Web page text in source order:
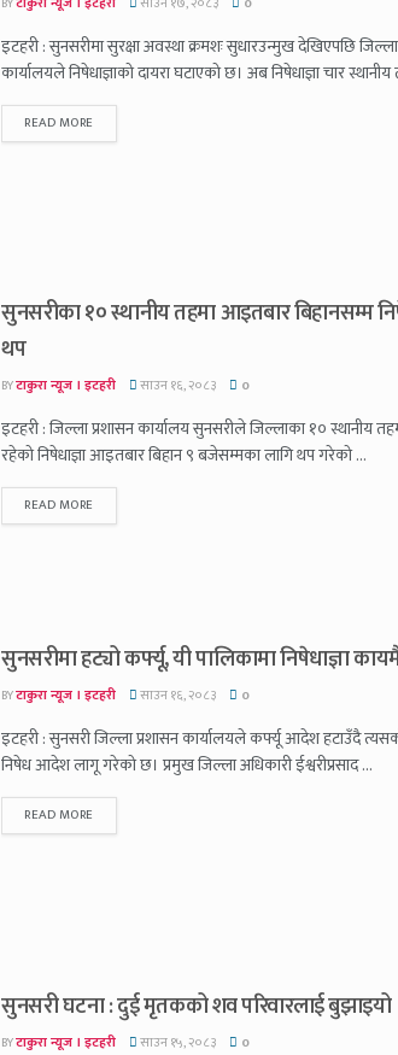
इटहरी : सुनसरीमा सुरक्षा अवस्था क्रमशः सुधारउन्मुख देखिएपछि
कार्यालयले निषेधाज्ञाको दायरा घटाएको छ। अब निषेधाज्ञा चार स्थानीय
READ MORE
सुनसरीका १० स्थानीय तहमा आइतबार बिहानसम्म
थप
BYटाकुरा न्यूज । इटहरी साउन १६, २०८३ 0
इटहरी : जिल्ला प्रशासन कार्यालय सुनसरीले जिल्लाका १० स्थानीय
रहेको निषेधाज्ञा आइतबार बिहान ९ बजेसम्मका लागि थप गरेको ...
READ MORE
सुनसरीमा हट्यो कर्फ्यू, यी पालिकामा निषेधाज्ञा
BYटाकुरा न्यूज । इटहरी साउन १६, २०८३ 0
इटहरी : सुनसरी जिल्ला प्रशासन कार्यालयले कर्फ्यू आदेश हटाउँदै
निषेध आदेश लागू गरेको छ। प्रमुख जिल्ला अधिकारी ईश्वरीप्रसाद ...
READ MORE
सुनसरी घटना : दुई मृतकको शव परिवारलाई बुझाइयो
BYटाकुरा न्यूज । इटहरी साउन १५, २०८३ 0